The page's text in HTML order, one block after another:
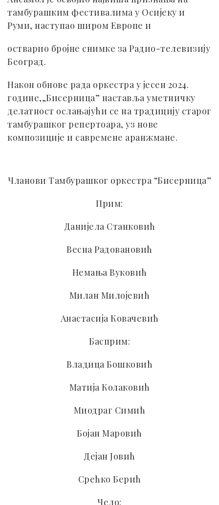
тамбурашким фестивалима у Осијеку и
Руми, наступао широм Европе и
остварио бројне снимке за Радио-телевизију
Београд.
Након обнове рада оркестра у јесен 2024.
године,„Бисерница” наставља уметничку
делатност ослањајући се на традицију старог
тамбурашког репертоара, уз нове
композиције и савремене аранжмане.
Чланови Тамбурашког оркестра “Бисерница”
Прим:
Данијела Станковић
Весна Радовановић
Немања Вуковић
Милан Милојевић
Анастасија Ковачевић
Басприм:
Владица Бошковић
Матија Колаковић
Миодраг Симић
Бојан Маровић
Дејан Јовић
Срећко Берић
Чело: